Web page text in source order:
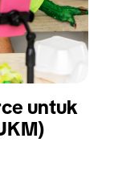
untuk